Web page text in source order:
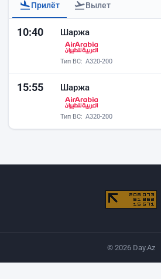
Прилёт Вылет
Прилёты аэропорта Баку
10:40
Шаржа
Тип ВС: A320-200
15:55
Шаржа
Тип ВС: A320-200
© 2026 Day.Az